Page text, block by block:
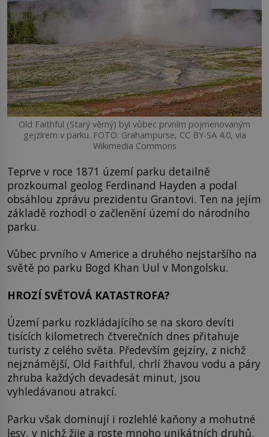
Old Faithful (Starý věrný) byl vůbec prvním pojmenovaným
gejzírem v parku. FOTO: Grahampurse, CC BY-SA 4.0, via
Wikimedia Commons
Teprve v roce 1871 území parku detailně
prozkoumal geolog Ferdinand Hayden a podal
obsáhlou zprávu prezidentu Grantovi. Ten na jejím
základě rozhodl o začlenění území do národního
parku.
Vůbec prvního v Americe a druhého nejstaršího na
světě po parku Bogd Khan Uul v Mongolsku.
HROZÍ SVĚTOVÁ KATASTROFA?
Území parku rozkládajícího se na skoro devíti
tisících kilometrech čtverečních dnes přitahuje
turisty z celého světa. Především gejzíry, z nichž
nejznámější, Old Faithful, chrlí žhavou vodu a páry
zhruba každých devadesát minut, jsou
vyhledávanou atrakcí.
Parku však dominují i rozlehlé kaňony a mohutné
lesy, v nichž žije a roste mnoho unikátních druhů.